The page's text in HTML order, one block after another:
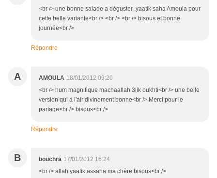
<br /> une bonne salade a déguster ,yaatik saha Amoula pour
cette belle variante<br /> <br /> <br /> bisous et bonne
journée<br />
Répondre
A AMOULA 18/01/2012 09:20
<br /> hum magnifique machaallah 3lik oukhti<br /> une belle
version qui a l'air divinement bonne<br /> Merci pour le
partage<br /> bisous<br />
Répondre
B bouchra 17/01/2012 16:24
<br /> allah yaatik assaha ma chère bisous<br />